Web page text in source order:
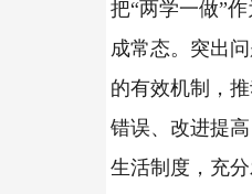
把“两学一做”
成常态。突出
的有效机制，
错误、改进提
生活制度，充